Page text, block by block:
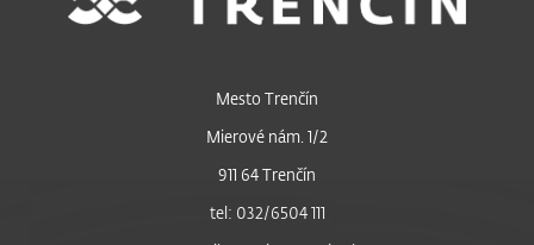
Mesto Trenčín
Mierové nám. 1/2
911 64 Trenčín
tel: 032/6504 111